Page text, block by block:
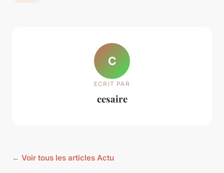
C
ECRIT PAR
cesaire
← Voir tous les articles Actu